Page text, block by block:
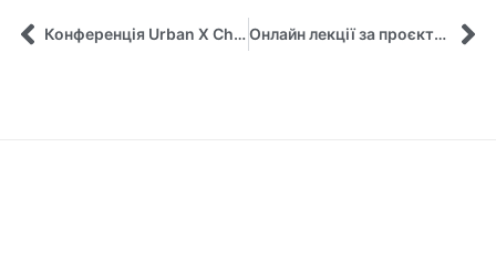
Конференція Urban X Change за участю професорки Ганни Швіндіної Онлайн лекції за проєктом EU4SmartED